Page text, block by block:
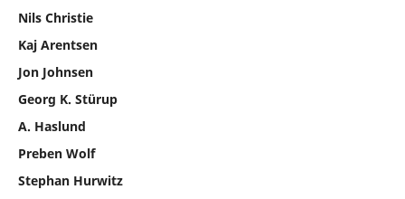
Nils Christie
Kaj Arentsen
Jon Johnsen
Georg K. Stürup
A. Haslund
Preben Wolf
Stephan Hurwitz